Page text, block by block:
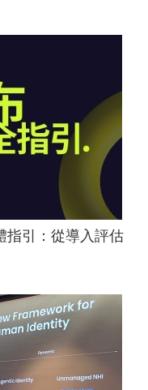
指引：從導入評估